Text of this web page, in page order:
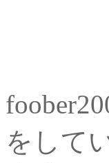
をして